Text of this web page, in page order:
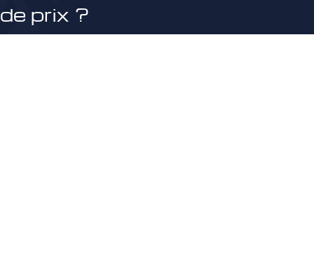
de prix ?